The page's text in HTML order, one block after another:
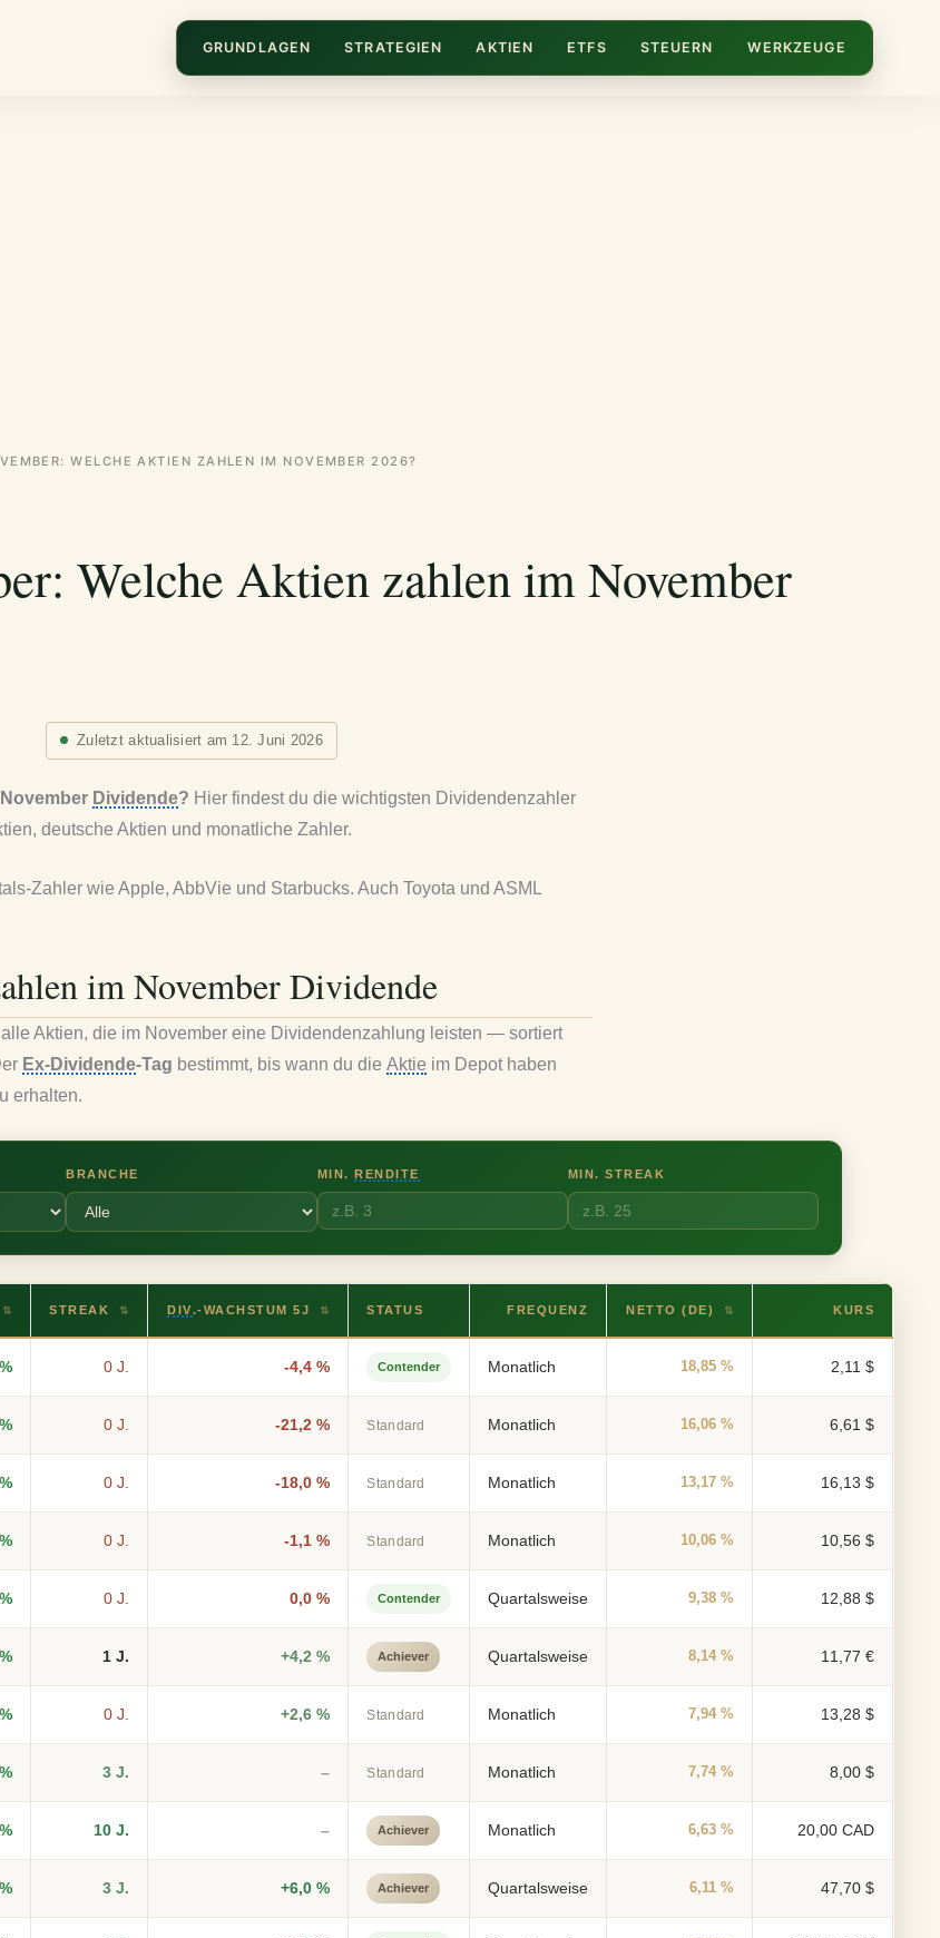
GRUNDLAGEN STRATEGIEN AKTIEN ETFS STEUERN WERKZEUGE
WELCHE AKTIEN ZAHLEN IM NOVEMBER 2026?
Welche Aktien zahlen im November
Zuletzt aktualisiert am 12. Juni 2026
Dividende? Hier findest du die wichtigsten Dividendenzahler
deutsche Aktien und monatliche Zahler.
Zahler wie Apple, AbbVie und Starbucks. Auch Toyota und ASML
im November Dividende
Aktien, die im November eine Dividendenzahlung leisten — sortiert
Ex-Dividende-Tag bestimmt, bis wann du die Aktie im Depot haben
erhalten.
BRANCHE MIN.RENDITE MIN. STREAK
⇅ STREAK ⇅ DIV.-WACHSTUM 5J ⇅ STATUS FREQUENZ NETTO (DE) ⇅ KURS
0 J. -4,4 % Contender Monatlich 18,85 % 2,11 $
0 J. -21,2 % Standard Monatlich 16,06 % 6,61 $
0 J. -18,0 % Standard Monatlich 13,17 % 16,13 $
0 J. -1,1 % Standard Monatlich 10,06 % 10,56 $
0 J. 0,0 % Contender Quartalsweise 9,38 % 12,88 $
1 J. +4,2 % Achiever Quartalsweise 8,14 % 11,77 €
0 J. +2,6 % Standard Monatlich 7,94 % 13,28 $
3 J. – Standard Monatlich 7,74 % 8,00 $
10 J. – Achiever Monatlich 6,63 % 20,00 CAD
3 J. +6,0 % Achiever Quartalsweise 6,11 % 47,70 $